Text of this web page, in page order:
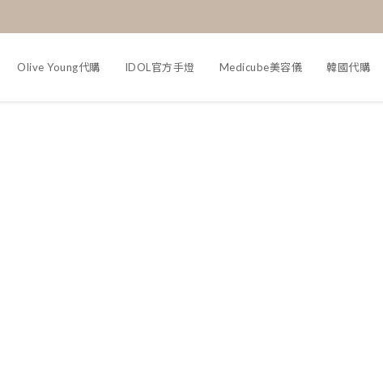
Olive Young代購 IDOL官方手燈 Medicube美容儀 韓國代購